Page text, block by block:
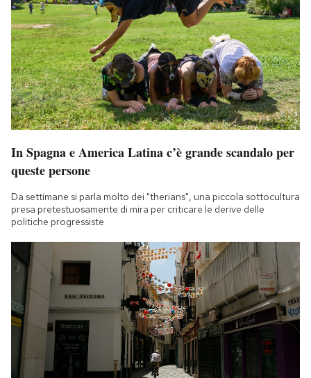
In Spagna e America Latina c’è grande scandalo per
queste persone
Da settimane si parla molto dei "therians", una piccola sottocultura
presa pretestuosamente di mira per criticare le derive delle
politiche progressiste